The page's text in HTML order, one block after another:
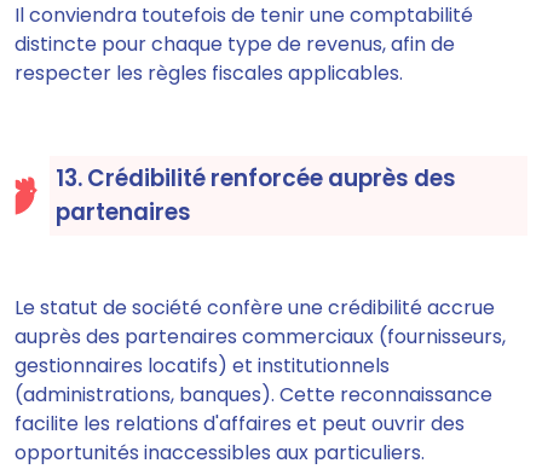
Il conviendra toutefois de tenir une comptabilité
distincte pour chaque type de revenus, afin de
respecter les règles fiscales applicables.
13. Crédibilité renforcée auprès des
partenaires
Le statut de société confère une crédibilité accrue
auprès des partenaires commerciaux (fournisseurs,
gestionnaires locatifs) et institutionnels
(administrations, banques). Cette reconnaissance
facilite les relations d'affaires et peut ouvrir des
opportunités inaccessibles aux particuliers.